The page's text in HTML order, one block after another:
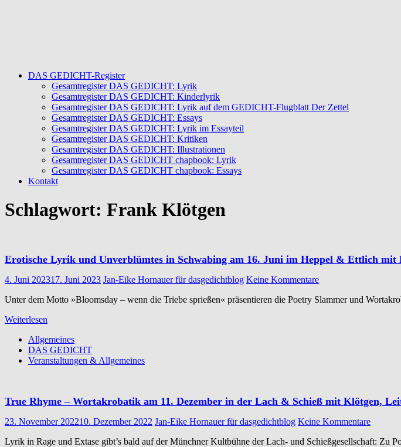
DAS GEDICHT-Register
Gesamtregister DAS GEDICHT: Lyrik
Gesamtregister DAS GEDICHT: Kinderlyrik
Gesamtregister DAS GEDICHT: Lyrik auf dem GEDICHT-Flugblatt Der Zettel
Gesamtregister DAS GEDICHT: Essays
Gesamtregister DAS GEDICHT: Lyrik im Essayteil
Gesamtregister DAS GEDICHT: Kritiken
Gesamtregister DAS GEDICHT: Illustrationen
Gesamtregister DAS GEDICHT chapbook: Lyrik
Gesamtregister DAS GEDICHT chapbook: Essays
Kontakt
Schlagwort: Frank Klötgen
Erotische Lyrik und Unverblümtes in Schwabing am 16. Juni im Heppel & Ettlich
4. Juni 202317. Juni 2023 Jan-Eike Hornauer für dasgedichtblog Keine Kommentare
Unter dem Motto »Bloomsday – wenn die Triebe sprießen« präsentieren die Poetry Slammer und
Weiterlesen
Allgemeines
DAS GEDICHT
Veranstaltungen & Allgemeines
True Rhyme – Wortakrobatik am 11. Dezember in der Lach & Schieß mit Klötgen,
23. November 202210. Dezember 2022 Jan-Eike Hornauer für dasgedichtblog Keine Kommentare
Lyrik in Rage und Extase gibt’s bald auf der Münchner Kultbühne der Lach- und Schießgesellschaft: Zu